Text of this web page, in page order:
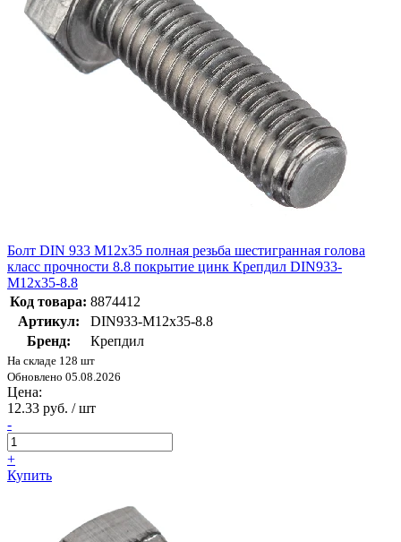
Болт DIN 933 М12х35 полная резьба шестигранная голова
класс прочности 8.8 покрытие цинк Крепдил DIN933-
М12х35-8.8
Код товара: 8874412
Артикул:
DIN933-М12х35-8.8
Бренд:
Крепдил
На складе 128 шт
Обновлено 05.08.2026
Цена:
12.33 руб. / шт
-
+
Купить